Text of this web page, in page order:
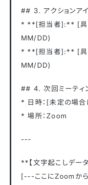
## 3. アクションアイ
* **[担当者]:** [具
MM/DD)
* **[担当者]:** [具
MM/DD)
## 4. 次回ミーティ
* 日時：[未定の場合
* 場所：Zoom
---
**【文字起こしデー
[---ここにZoomから